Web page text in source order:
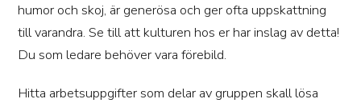
humor och skoj, är generösa och ger ofta uppskattning
till varandra. Se till att kulturen hos er har inslag av detta!
Du som ledare behöver vara förebild.
Hitta arbetsuppgifter som delar av gruppen skall lösa